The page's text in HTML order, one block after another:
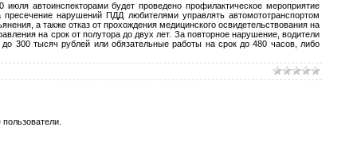
автоинспекторами будет проведено профилактическое мероприятие
нарушений ПДД любителями управлять автомототранспортом
а также отказ от прохождения медицинского освидетельствования на
на срок от полутора до двух лет. За повторное нарушение, водители
300 тысяч рублей или обязательные работы на срок до 480 часов, либо